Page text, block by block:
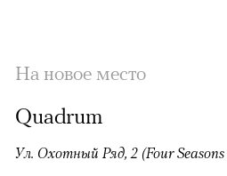
На новое место
Quadrum
Ул. Охотный Ряд, 2 (Four